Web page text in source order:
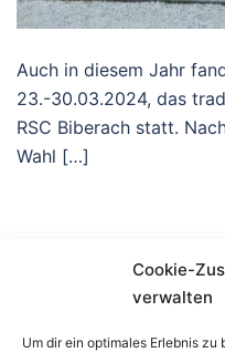
Cookie-
verwalten
Um dir ein optimales Erlebnis
Auch in diesem Jahr
23.-30.03.2024, das
RSC Biberach statt.
Wahl […]